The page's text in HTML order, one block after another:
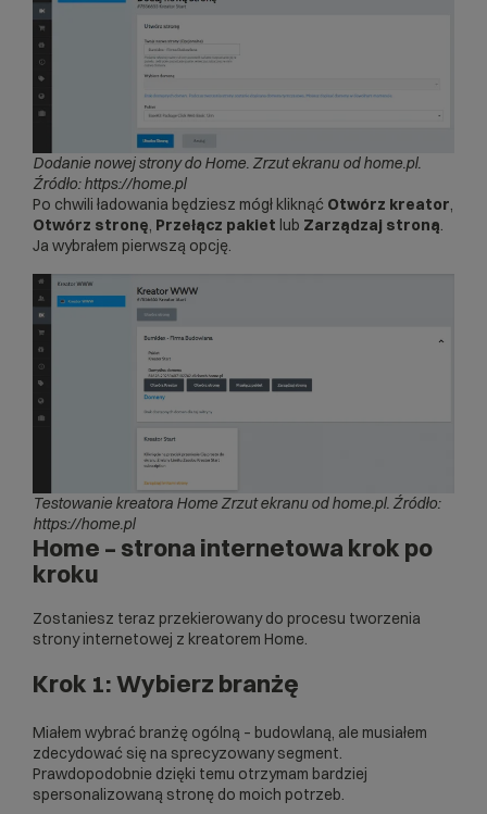
Dodanie nowej strony do Home. Zrzut ekranu od home.pl.
Źródło: https://home.pl
Po chwili ładowania będziesz mógł kliknąć Otwórz kreator,
Otwórz stronę, Przełącz pakiet lub Zarządzaj stroną.
Ja wybrałem pierwszą opcję.
Testowanie kreatora Home Zrzut ekranu od home.pl. Źródło:
https://home.pl
Home – strona internetowa krok po
kroku
Zostaniesz teraz przekierowany do procesu tworzenia
strony internetowej z kreatorem Home.
Krok 1: Wybierz branżę
Miałem wybrać branżę ogólną – budowlaną, ale musiałem
zdecydować się na sprecyzowany segment.
Prawdopodobnie dzięki temu otrzymam bardziej
spersonalizowaną stronę do moich potrzeb.